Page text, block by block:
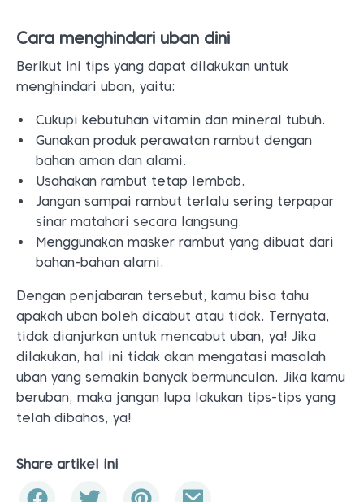
Cara menghindari uban dini
Berikut ini tips yang dapat dilakukan untuk
menghindari uban, yaitu:
Cukupi kebutuhan vitamin dan mineral tubuh.
Gunakan produk perawatan rambut dengan
bahan aman dan alami.
Usahakan rambut tetap lembab.
Jangan sampai rambut terlalu sering terpapar
sinar matahari secara langsung.
Menggunakan masker rambut yang dibuat dari
bahan-bahan alami.
Dengan penjabaran tersebut, kamu bisa tahu
apakah uban boleh dicabut atau tidak. Ternyata,
tidak dianjurkan untuk mencabut uban, ya! Jika
dilakukan, hal ini tidak akan mengatasi masalah
uban yang semakin banyak bermunculan. Jika kamu
beruban, maka jangan lupa lakukan tips-tips yang
telah dibahas, ya!
Share artikel ini